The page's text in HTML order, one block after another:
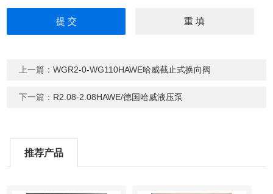
上一篇：WGR2-0-WG110HAWE哈威截止式换向阀
下一篇： R2.08-2.08HAWE/德国哈威液压泵
推荐产品